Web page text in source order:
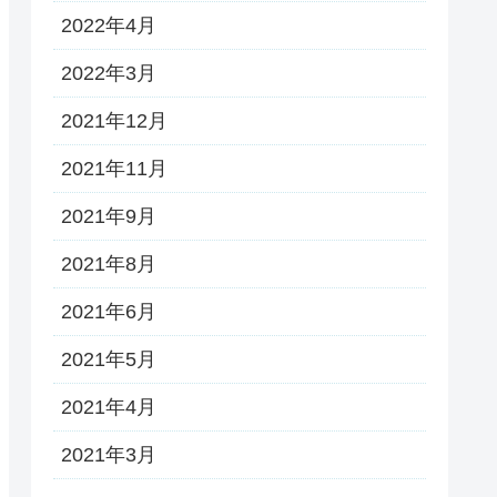
2022年4月
2022年3月
2021年12月
2021年11月
2021年9月
2021年8月
2021年6月
2021年5月
2021年4月
2021年3月